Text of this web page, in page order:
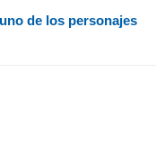
de los personajes